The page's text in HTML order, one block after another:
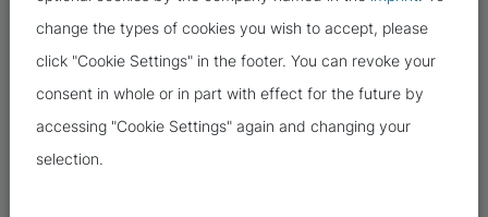
Den heutigen Europäischen Datenschutztag nehmen wir gerne
change the types of cookies you wish to accept, please
click "Cookie Settings" in the footer. You can revoke your
consent in whole or in part with effect for the future by
accessing "Cookie Settings" again and changing your
selection.